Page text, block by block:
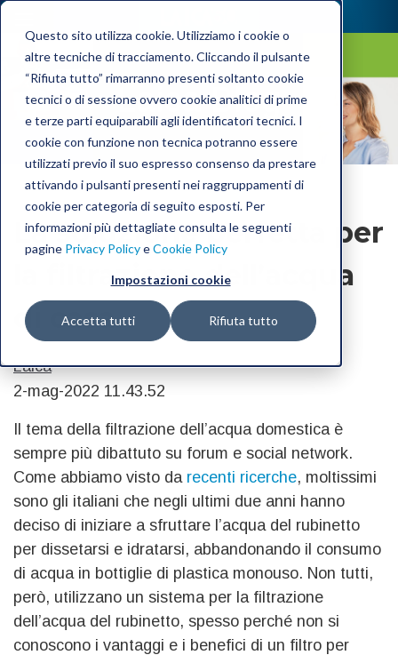
Questo sito utilizza cookie. Utilizziamo i cookie o
altre tecniche di tracciamento. Cliccando il pulsante
“Rifiuta tutto” rimarranno presenti soltanto cookie
tecnici o di sessione ovvero cookie analitici di prime
e terze parti equiparabili agli identificatori tecnici. I
cookie con funzione non tecnica potranno essere
utilizzati previo il suo espresso consenso da prestare
attivando i pulsanti presenti nei raggruppamenti di
cookie per categoria di seguito esposti. Per
informazioni più dettagliate consulta le seguenti
pagine Privacy PolicyeCookie Policy
Impostazioni cookie
Accetta tutti Rifiuta tutto
Laica Blog
La soluzione perfetta per
la filtrazione dell’acqua
di casa
Laica
2-mag-2022 11.43.52
Il tema della filtrazione dell’acqua domestica è
sempre più dibattuto su forum e social network.
Come abbiamo visto da recenti ricerche, moltissimi
sono gli italiani che negli ultimi due anni hanno
deciso di iniziare a sfruttare l’acqua del rubinetto
per dissetarsi e idratarsi, abbandonando il consumo
di acqua in bottiglie di plastica monouso. Non tutti,
però, utilizzano un sistema per la filtrazione
dell’acqua del rubinetto, spesso perché non si
conoscono i vantaggi e i benefici di un filtro per